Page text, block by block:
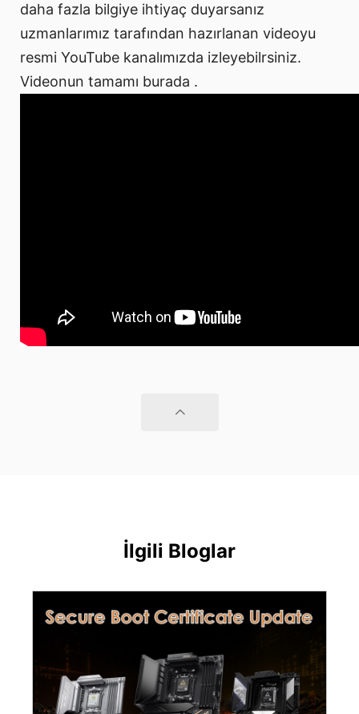
daha fazla bilgiye ihtiyaç duyarsanız
uzmanlarımız tarafından hazırlanan videoyu
resmi YouTube kanalımızda izleyebilrsiniz.
Videonun tamamı burada .
İlgili Bloglar